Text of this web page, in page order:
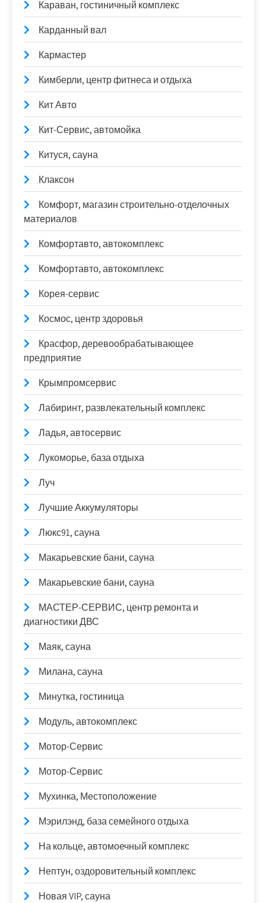
Караван, гостиничный комплекс
Карданный вал
Кармастер
Кимберли, центр фитнеса и отдыха
Кит Авто
Кит-Сервис, автомойка
Китуся, сауна
Клаксон
Комфорт, магазин строительно-отделочных
материалов
Комфортавто, автокомплекс
Комфортавто, автокомплекс
Корея-сервис
Космос, центр здоровья
Красфор, деревообрабатывающее
предприятие
Крымпромсервис
Лабиринт, развлекательный комплекс
Ладья, автосервис
Лукоморье, база отдыха
Луч
Лучшие Аккумуляторы
Люкс91, сауна
Макарьевские бани, сауна
Макарьевские бани, сауна
МАСТЕР-СЕРВИС, центр ремонта и
диагностики ДВС
Маяк, сауна
Милана, сауна
Минутка, гостиница
Модуль, автокомплекс
Мотор-Сервис
Мотор-Сервис
Мухинка, Местоположение
Мэрилэнд, база семейного отдыха
На кольце, автомоечный комплекс
Нептун, оздоровительный комплекс
Новая VIP, сауна